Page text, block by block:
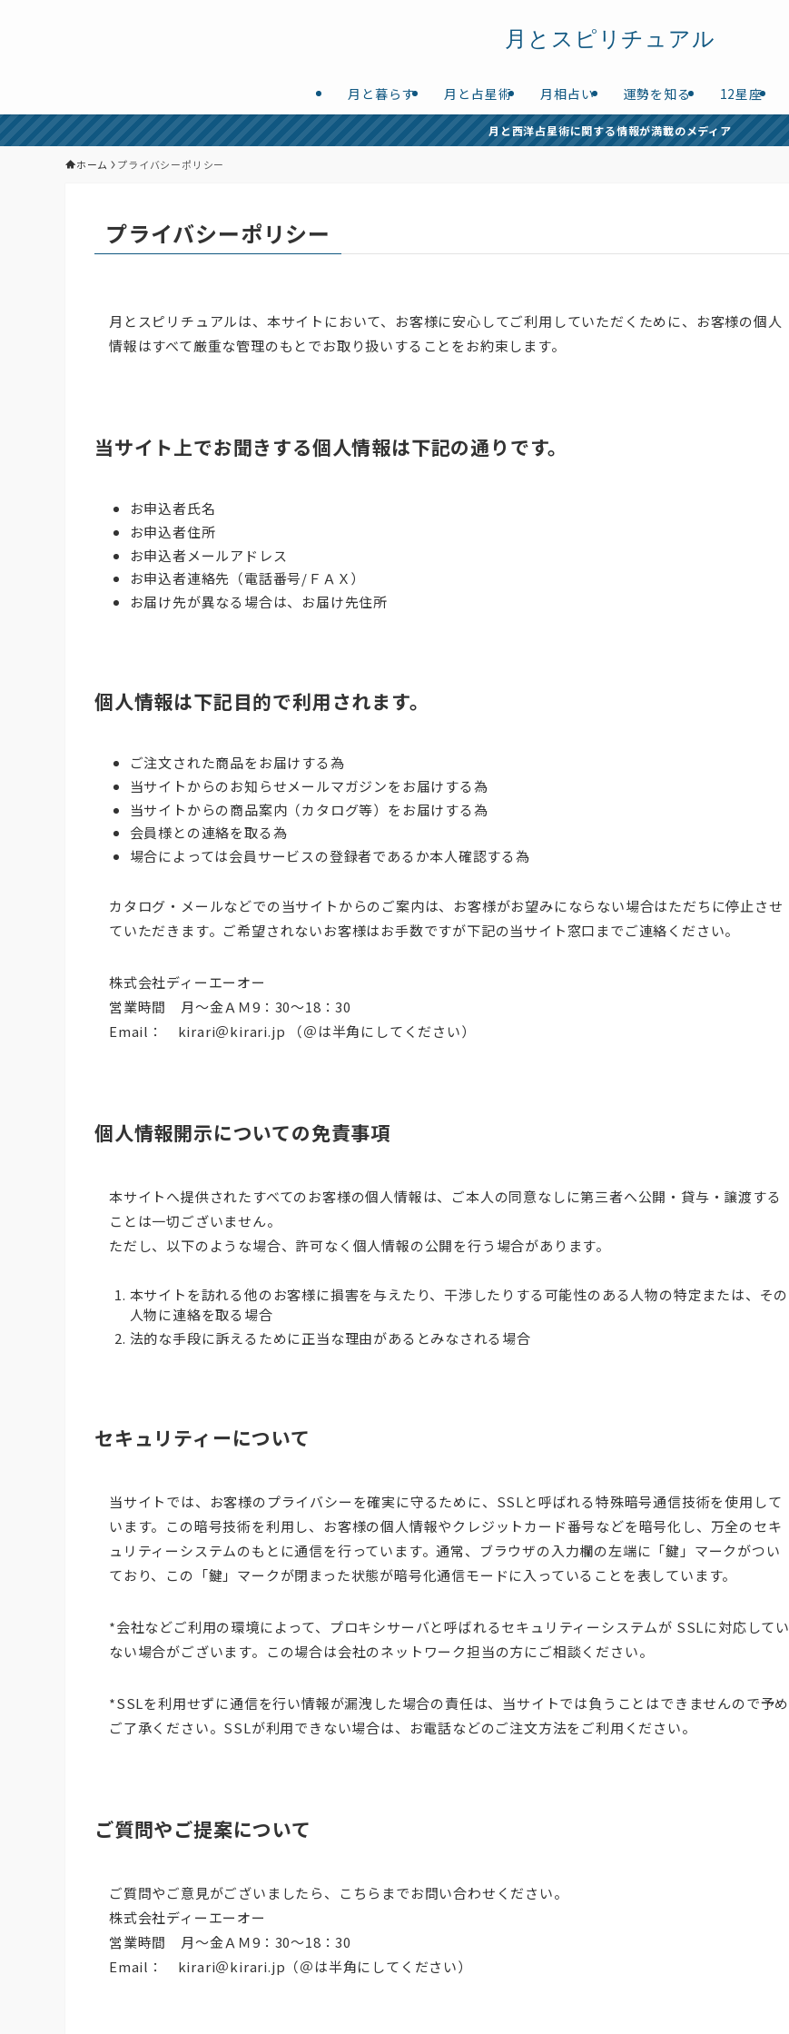
月とスピリチュアル
月と暮らす 月と占星術 月相占い 運勢を知る 12星座
月と西洋占星術に関する情報が満載のメディア
ホーム プライバシーポリシー
プライバシーポリシー
月とスピリチュアルは、本サイトにおいて、お客様に安心してご利用していただくために、お客様の個人
情報はすべて厳重な管理のもとでお取り扱いすることをお約束します。
当サイト上でお聞きする個人情報は下記の通りです。
お申込者氏名
お申込者住所
お申込者メールアドレス
お申込者連絡先（電話番号/ＦＡＸ）
お届け先が異なる場合は、お届け先住所
個人情報は下記目的で利用されます。
ご注文された商品をお届けする為
当サイトからのお知らせメールマガジンをお届けする為
当サイトからの商品案内（カタログ等）をお届けする為
会員様との連絡を取る為
場合によっては会員サービスの登録者であるか本人確認する為
カタログ・メールなどでの当サイトからのご案内は、お客様がお望みにならない場合はただちに停止させ
ていただきます。ご希望されないお客様はお手数ですが下記の当サイト窓口までご連絡ください。
株式会社ディーエーオー
営業時間 月～金ＡＭ9：30～18：30
Email： kirari＠kirari.jp （＠は半角にしてください）
個人情報開示についての免責事項
本サイトへ提供されたすべてのお客様の個人情報は、ご本人の同意なしに第三者へ公開・貸与・譲渡する
ことは一切ございません。
ただし、以下のような場合、許可なく個人情報の公開を行う場合があります。
本サイトを訪れる他のお客様に損害を与えたり、干渉したりする可能性のある人物の特定または、その
人物に連絡を取る場合
法的な手段に訴えるために正当な理由があるとみなされる場合
セキュリティーについて
当サイトでは、お客様のプライバシーを確実に守るために、SSLと呼ばれる特殊暗号通信技術を使用して
います。この暗号技術を利用し、お客様の個人情報やクレジットカード番号などを暗号化し、万全のセキ
ュリティーシステムのもとに通信を行っています。通常、ブラウザの入力欄の左端に「鍵」マークがつい
ており、この「鍵」マークが閉まった状態が暗号化通信モードに入っていることを表しています。
*会社などご利用の環境によって、プロキシサーバと呼ばれるセキュリティーシステムが SSLに対応してい
ない場合がございます。この場合は会社のネットワーク担当の方にご相談ください。
*SSLを利用せずに通信を行い情報が漏洩した場合の責任は、当サイトでは負うことはできませんので予め
ご了承ください。SSLが利用できない場合は、お電話などのご注文方法をご利用ください。
ご質問やご提案について
ご質問やご意見がございましたら、こちらまでお問い合わせください。
株式会社ディーエーオー
営業時間 月～金ＡＭ9：30～18：30
Email： kirari＠kirari.jp（＠は半角にしてください）